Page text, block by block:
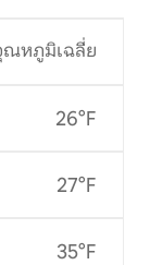
ณหภูมิเฉลี่ย
26°F
27°F
35°F